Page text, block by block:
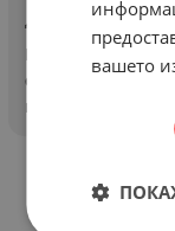
Дом и градина
Качествените
служат за защита
въздействия....
вашето